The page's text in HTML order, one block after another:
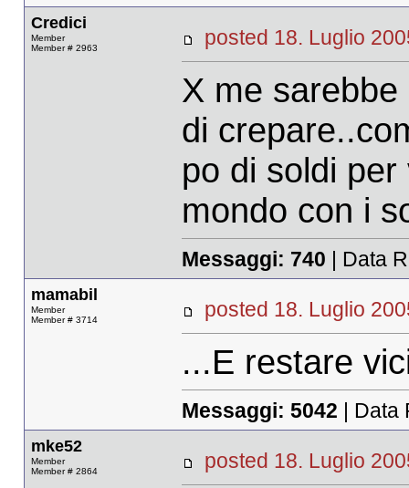
Credici
Member
Member # 2963
posted 18. Luglio
X me
di
po di soldi
mondo con i
Messaggi: 740 | Data
mamabil
Member
Member # 3714
posted 18. Luglio
...E restare
Messaggi: 5042 | Data
mke52
Member
Member # 2864
posted 18. Luglio